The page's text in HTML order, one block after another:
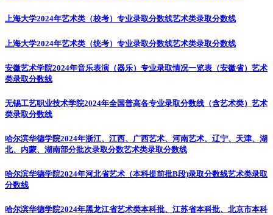
上海大学2024年艺术类（校考）专业录取分数线艺术类录取分数线
上海大学2024年艺术类（统考）专业录取分数线艺术类录取分数线
安徽艺术学院2024年音乐表演（器乐）专业录取情况一览表（安徽省） 艺术
类录取分数线
无锡工艺职业技术学院2024年全国普高各专业录取分数线（含艺术类） 艺术
类录取分数线
哈尔滨华德学院2024年浙江、江西、广西艺术、河南艺术、辽宁、天津、湖
北、内蒙、湖南部分批次录取分数艺术类录取分数线
哈尔滨华德学院2024年河北省艺术（本科提前批B段)录取分数线艺术类录取
分数线
哈尔滨华德学院2024年黑龙江省艺术类本科批、江苏省本科批、北京市本科